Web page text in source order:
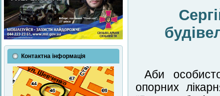
Контактна інформація
Аби
опорних